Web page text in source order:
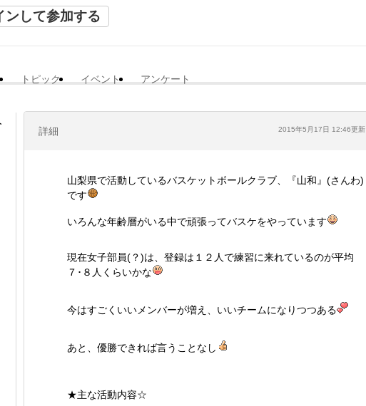
ンして参加する
トピック イベント アンケート
詳細 2015年5月17日 12:46更新
山梨県で活動しているバスケットボールクラブ、『山和』(さんわ)
です
いろんな年齢層がいる中で頑張ってバスケをやっています
現在女子部員(？)は、登録は１２人で練習に来れているのが平均
７･８人くらいかな
今はすごくいいメンバーが増え、いいチームになりつつある
あと、優勝できれば言うことなし
★主な活動内容☆